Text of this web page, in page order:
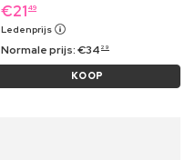
€21 49
Ledenprijs
Normale prijs:€34 29
KOOP